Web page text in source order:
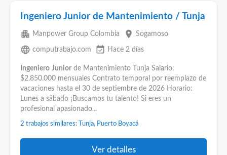
Ingeniero Junior de Mantenimiento / Tunja
apartment Manpower Group Colombia place Sogamoso
language computrabajo.com event_available Hace 2 días
Ingeniero Junior de Mantenimiento Tunja Salario:
$2.850.000 mensuales Contrato temporal por reemplazo de
vacaciones hasta el 30 de septiembre de 2026 Horario:
Lunes a sábado ¡Buscamos tu talento! Si eres un
profesional apasionado...
2 trabajos similares: Tunja, Puerto Boyacá
Ver detalles